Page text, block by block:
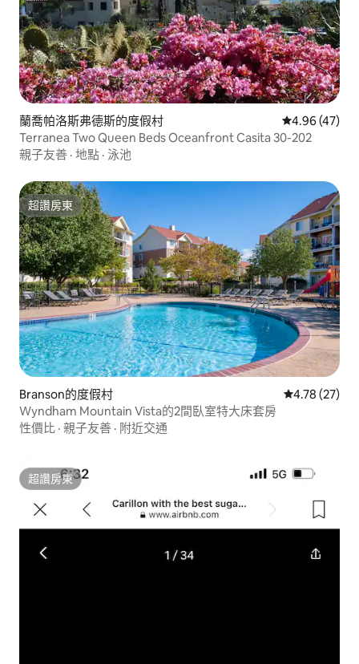
蘭喬帕洛斯弗德斯的度假村 從 47 則評價
4.96 (47)
Terranea Two Queen Beds Oceanfront Casita 30-202
親子友善 · 地點 · 泳池
超讚房東
超讚房東
Branson的度假村 從 27 則評價
4.78 (27)
Wyndham Mountain Vista的2間臥室特大床套房
性價比 · 親子友善 · 附近交通
超讚房東
超讚房東